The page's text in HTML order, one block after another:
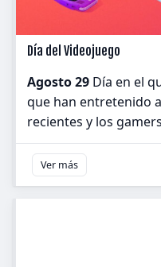
Día del Videojuego
Agosto 29 Día en el
que han entretenido
recientes y los gamers
Ver más